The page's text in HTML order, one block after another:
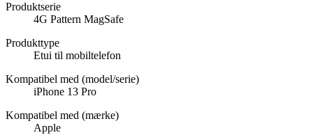
Produktserie
4G Pattern MagSafe
Produkttype
Etui til mobiltelefon
Kompatibel med (model/serie)
iPhone 13 Pro
Kompatibel med (mærke)
Apple